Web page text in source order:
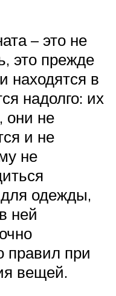
– это не
это прежде
находятся в
надолго: их
они не
и не
не
одежды,
ней
правил при
вещей.